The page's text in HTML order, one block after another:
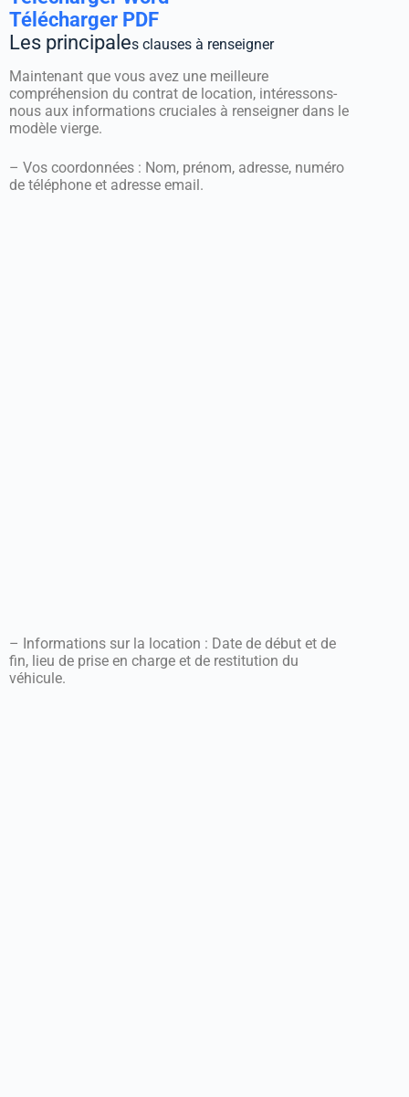
Télécharger PDF
Les principales clauses à renseigner
Maintenant que vous avez une meilleure
compréhension du contrat de location, intéressons-
nous aux informations cruciales à renseigner dans le
modèle vierge.
– Vos coordonnées : Nom, prénom, adresse, numéro
de téléphone et adresse email.
– Informations sur la location : Date de début et de
fin, lieu de prise en charge et de restitution du
véhicule.